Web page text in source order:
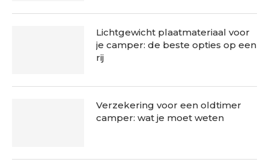
Lichtgewicht plaatmateriaal voor
je camper: de beste opties op een
rij
Verzekering voor een oldtimer
camper: wat je moet weten